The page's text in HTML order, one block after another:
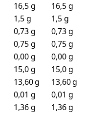
16,5 g
16,5 g
1,5 g
1,5 g
0,73 g
0,73 g
0,75 g
0,75 g
0,00 g
0,00 g
15,0 g
15,0 g
13,60 g
13,60 g
0,01 g
0,01 g
1,36 g
1,36 g